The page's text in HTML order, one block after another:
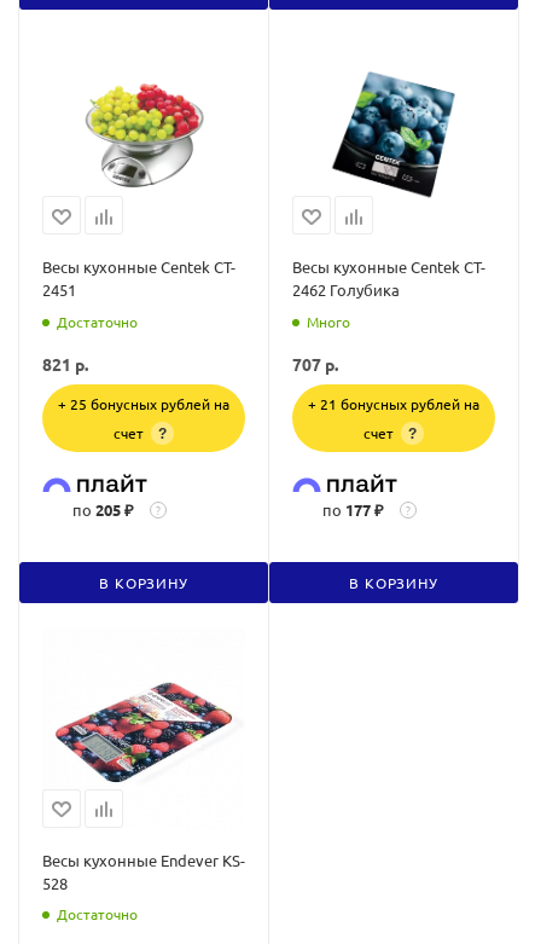
Весы кухонные Centek CT-
2451
Достаточно
821 р.
+ 25 бонусных рублей на
счет
?
по 205 ₽ ?
В КОРЗИНУ
Весы кухонные Centek CT-
2462 Голубика
Много
707 р.
+ 21 бонусных рублей на
счет
?
по 177 ₽ ?
В КОРЗИНУ
Весы кухонные Endever KS-
528
Достаточно